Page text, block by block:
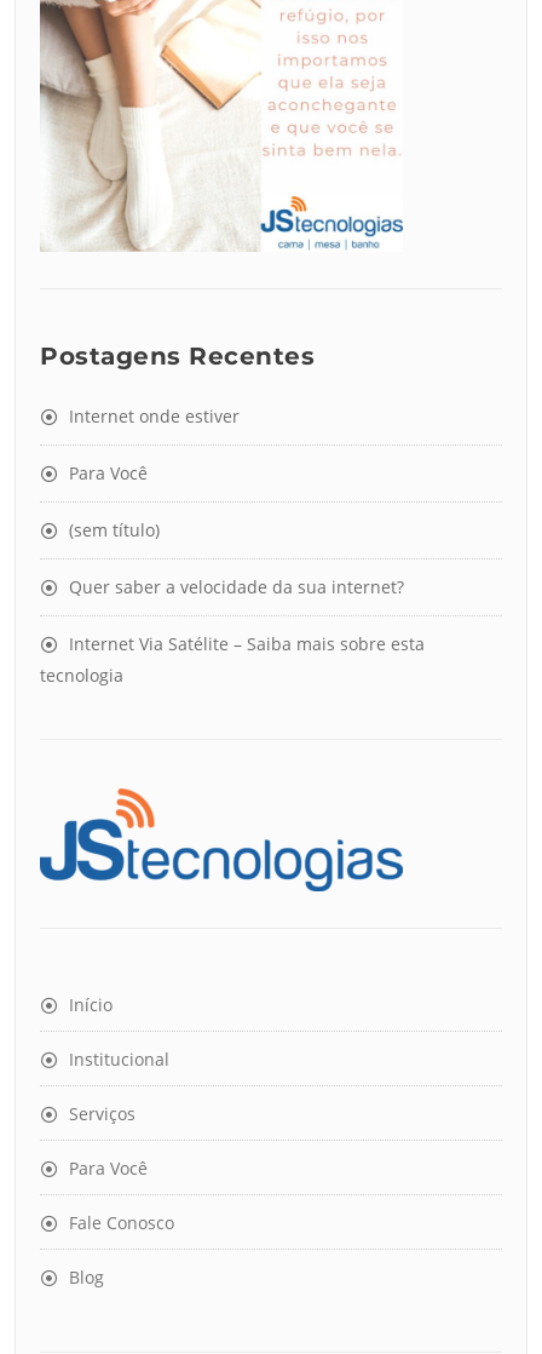
Postagens Recentes
Internet onde estiver
Para Você
(sem título)
Quer saber a velocidade da sua internet?
Internet Via Satélite – Saiba mais sobre esta
tecnologia
Início
Institucional
Serviços
Para Você
Fale Conosco
Blog